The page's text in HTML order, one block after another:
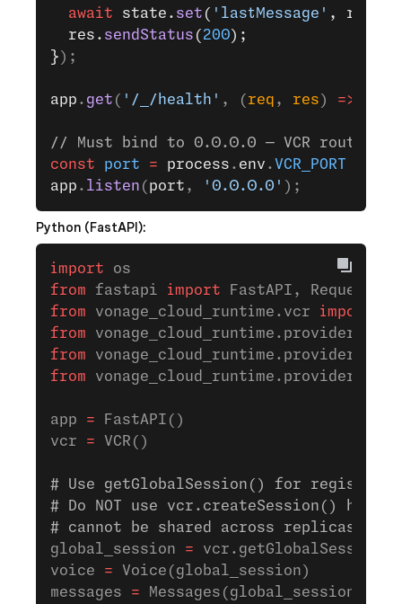
  await
state. set ( 'lastMessage' ,
  res.
sendStatus ( 200);
} );
app . get ( '/_/health' , ( req , res ) =>
// Must bind to 0.0.0.0 — VCR routes
const port = process . env . VCR_PORT
app . listen ( port , '0.0.0.0' );
Python (FastAPI):
import os
from fastapi import FastAPI, Request
from vonage_cloud_runtime.vcr import
from
from
from
app = FastAPI()
vcr = VCR()
# Use getGlobalSession() for
# Do NOT use vcr.createSession()
# cannot be shared across replicas or
global_session = vcr.getGlobalSession()
voice = Voice(global_session)
messages = Messages(global_session)